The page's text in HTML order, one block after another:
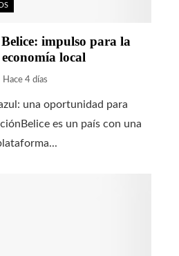
impulso para la
local
Hace 4 días
una oportunidad para
es un país con una